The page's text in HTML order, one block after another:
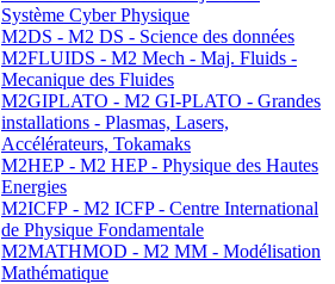
Système Cyber Physique
M2DS - M2 DS - Science des données
M2FLUIDS - M2 Mech - Maj. Fluids -
Mecanique des Fluides
M2GIPLATO - M2 GI-PLATO - Grandes
installations - Plasmas, Lasers,
Accélérateurs, Tokamaks
M2HEP - M2 HEP - Physique des Hautes
Energies
M2ICFP - M2 ICFP - Centre International
de Physique Fondamentale
M2MATHMOD - M2 MM - Modélisation
Mathématique